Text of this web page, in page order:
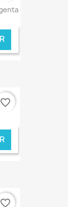
favorite_border
favorite_border